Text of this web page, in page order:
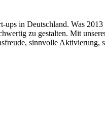
in Deutschland. Was
zu gestalten. Mit
sinnvolle